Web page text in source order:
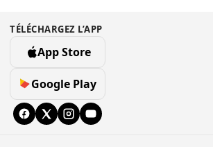
TÉLÉCHARGEZ L’APP
App Store
Google Play